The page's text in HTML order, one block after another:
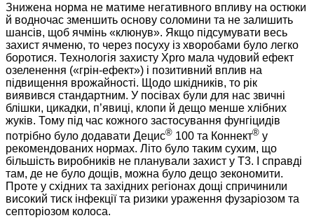
Знижена норма не матиме негативного впливу на остюки
й водночас зменшить основу соломини та не залишить
шансів, щоб ячмінь «клюнув». Якщо підсумувати весь
захист ячменю, то через посуху із хворобами було легко
боротися. Технологія захисту Xpro мала чудовий ефект
озеленення («грін-ефект») і позитивний вплив на
підвищення врожайності. Щодо шкідників, то рік
виявився стандартним. У посівах були для нас звичні
блішки, цикадки, п’явиці, клопи й дещо менше хлібних
жуків. Тому під час кожного застосування фунгіцидів
потрібно було додавати Децис® 100 та Коннект® у
рекомендованих нормах. Літо було таким сухим, що
більшість виробників не планували захист у Т3. І справді
там, де не було дощів, можна було дещо зекономити.
Проте у східних та західних регіонах дощі спричинили
високий тиск інфекції та ризики ураження фузаріозом та
септоріозом колоса.